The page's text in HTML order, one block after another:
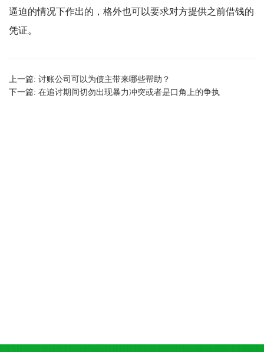
逼迫的情况下作出的，格外也可以要求对方提供之前借钱的
凭证。
上一篇: 讨账公司可以为债主带来哪些帮助？
下一篇: 在追讨期间切勿出现暴力冲突或者是口角上的争执